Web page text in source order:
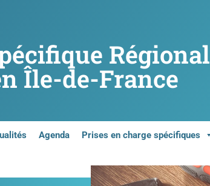
Régional
Île-de-France
Agenda Prises en charge spécifiques